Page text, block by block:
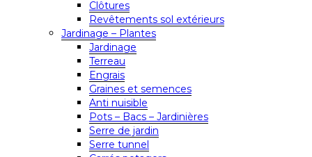
Clôtures
Revêtements sol extérieurs
Jardinage – Plantes
Jardinage
Terreau
Engrais
Graines et semences
Anti nuisible
Pots – Bacs – Jardinières
Serre de jardin
Serre tunnel